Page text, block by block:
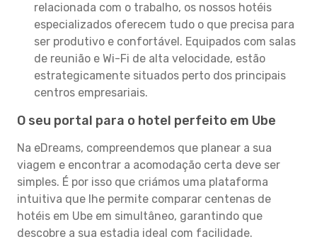
relacionada com o trabalho, os nossos hotéis
especializados oferecem tudo o que precisa para
ser produtivo e confortável. Equipados com salas
de reunião e Wi-Fi de alta velocidade, estão
estrategicamente situados perto dos principais
centros empresariais.
O seu portal para o hotel perfeito em Ube
Na eDreams, compreendemos que planear a sua
viagem e encontrar a acomodação certa deve ser
simples. É por isso que criámos uma plataforma
intuitiva que lhe permite comparar centenas de
hotéis em Ube em simultâneo, garantindo que
descobre a sua estadia ideal com facilidade.